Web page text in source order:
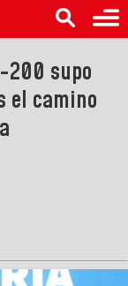
200 supo
el camino